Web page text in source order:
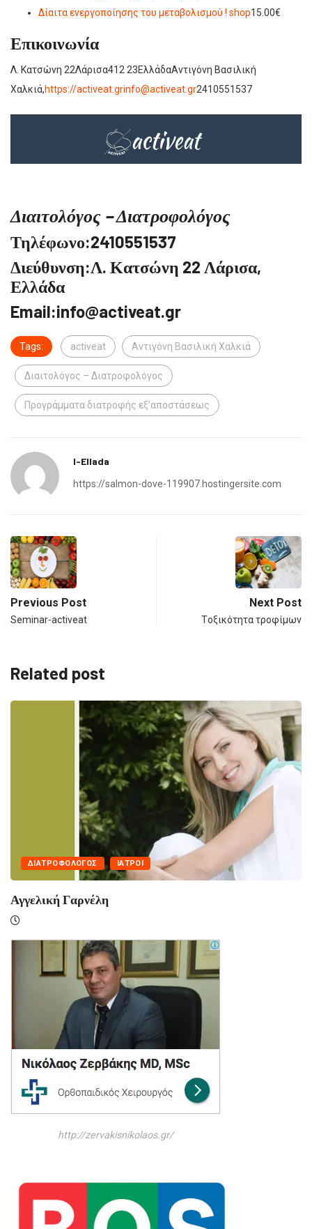
Δίαιτα ενεργοποίησης του μεταβολισμού ! shop15.00€
Επικοινωνία
Λ. Κατσώνη 22Λάρισα412 23ΕλλάδαΑντιγόνη Βασιλική
Χαλκιά,https://activeat.grinfo@activeat.gr2410551537
Διαιτολόγος – Διατροφολόγος
Τηλέφωνο:2410551537
Διεύθυνση:Λ. Κατσώνη 22 Λάρισα,
Ελλάδα
Email:info@activeat.gr
Tags: activeat Αντιγόνη Βασιλική Χαλκιά
Διαιτολόγος – Διατροφολόγος
Προγράμματα διατροφής εξ’αποστάσεως
I-Ellada
https://salmon-dove-119907.hostingersite.com
Previous Post
Seminar-activeat
Next Post
Tοξικότητα τροφίμων
Related post
ΔΙΑΤΡΟΦΟΛΌΓΟΣ ΙΑΤΡΟΊ
Αγγελική Γαρνέλη
http://zervakisnikolaos.gr/